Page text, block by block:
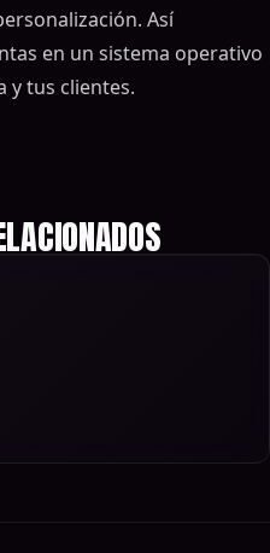
Así
en un sistema operativo
y tus clientes.